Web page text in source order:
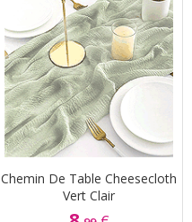
Chemin De Table Cheesecloth
Vert Clair